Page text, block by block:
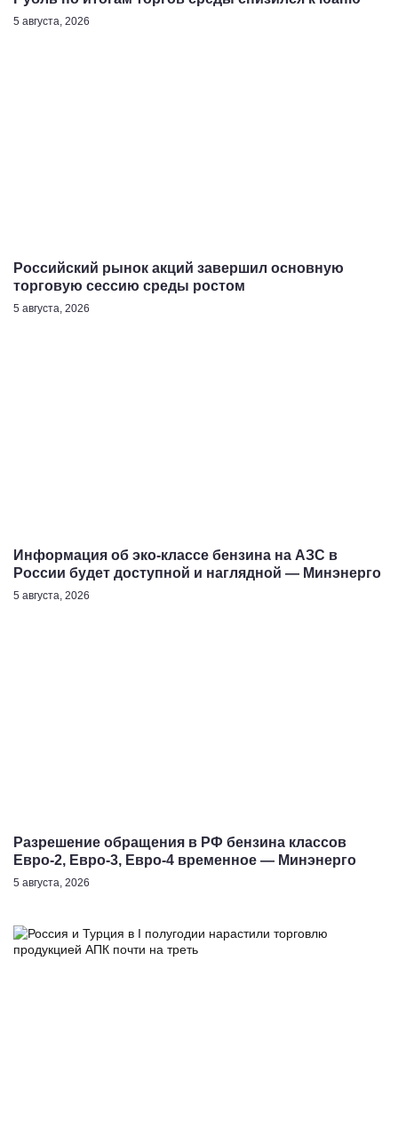
5 августа, 2026
Российский рынок акций завершил основную
торговую сессию среды ростом
5 августа, 2026
Информация об эко-классе бензина на АЗС в
России будет доступной и наглядной — Минэнерго
5 августа, 2026
Разрешение обращения в РФ бензина классов
Евро-2, Евро-3, Евро-4 временное — Минэнерго
5 августа, 2026